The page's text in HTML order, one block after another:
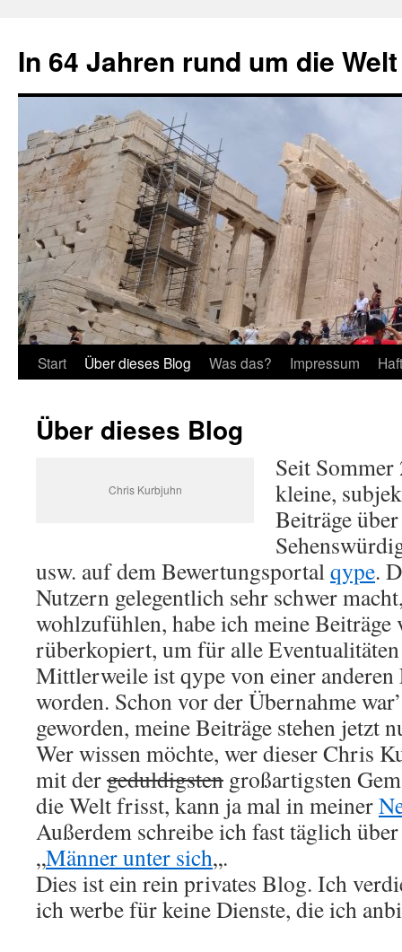
springen
In 64 Jahren rund um die Welt
Start Über dieses Blog Was das? Impressum
Über dieses Blog
Chris Kurbjuhn
Seit
kleine,
Beiträge
usw. auf dem Bewertungsportalqype.
Nutzern gelegentlich sehr schwer
wohlzufühlen, habe ich meine Beiträge
rüberkopiert, um für alle Eventualitäten
Mittlerweile ist qype von einer
worden. Schon vor der Übernahme
geworden, meine Beiträge stehen jetzt
Wer wissen möchte, wer dieser Chris
mit dergeduldigsten großartigsten
die Welt frisst, kann ja mal in meiner
Außerdem schreibe ich fast täglich
„Männer unter sich„.
Dies ist ein rein privates Blog. Ich
ich werbe für keine Dienste, die ich